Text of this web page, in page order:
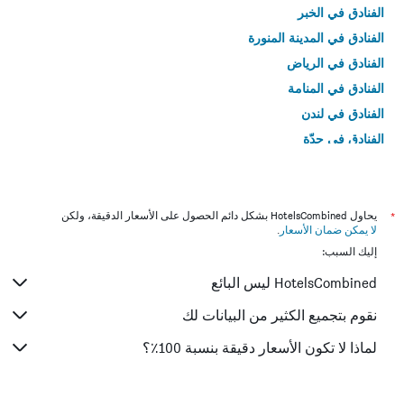
الفنادق في الخبر
الفنادق في المدينة المنورة
الفنادق في الرياض
الفنادق في المنامة
الفنادق في لندن
الفنادق في جدّة
*
يحاول HotelsCombined بشكل دائم الحصول على الأسعار الدقيقة، ولكن
لا يمكن ضمان الأسعار .
إليك السبب:
HotelsCombined ليس البائع
نقوم بتجميع الكثير من البيانات لك
لماذا لا تكون الأسعار دقيقة بنسبة 100٪؟